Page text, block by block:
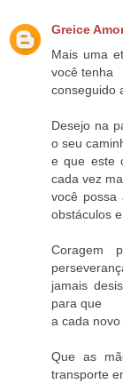
Greice
Mais uma
você tenha
conseguido
Desejo na
o seu
e que este
cada vez
você possa
obstáculos
Coragem
jamais
para que
a cada
Que as
transporte